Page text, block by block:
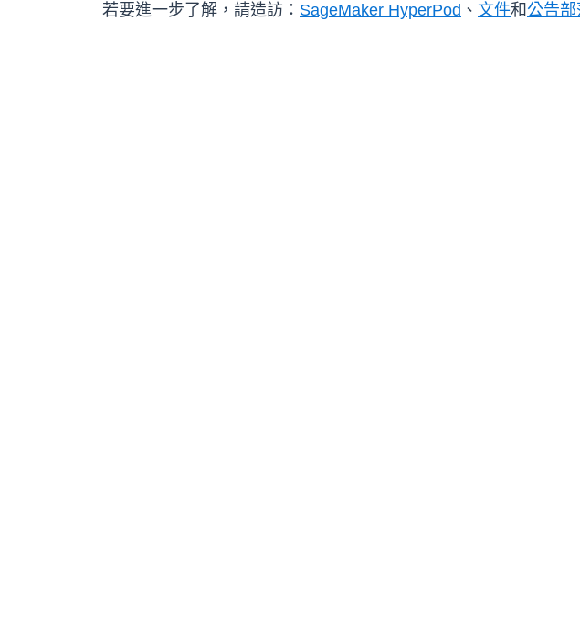
若要進一步了解，請造訪： SageMaker HyperPod 、 文件和公告部